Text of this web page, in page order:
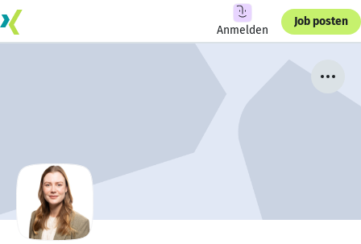
Anmelden
Job posten